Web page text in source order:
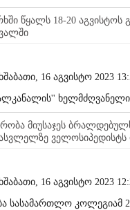
წყალს 18-20 აგვისტოს
16 აგვისტო 2023
მიუსაჯეს
ველოსიპედისტს
16 აგვისტო 2023
სასამართლო კოლეგიამ